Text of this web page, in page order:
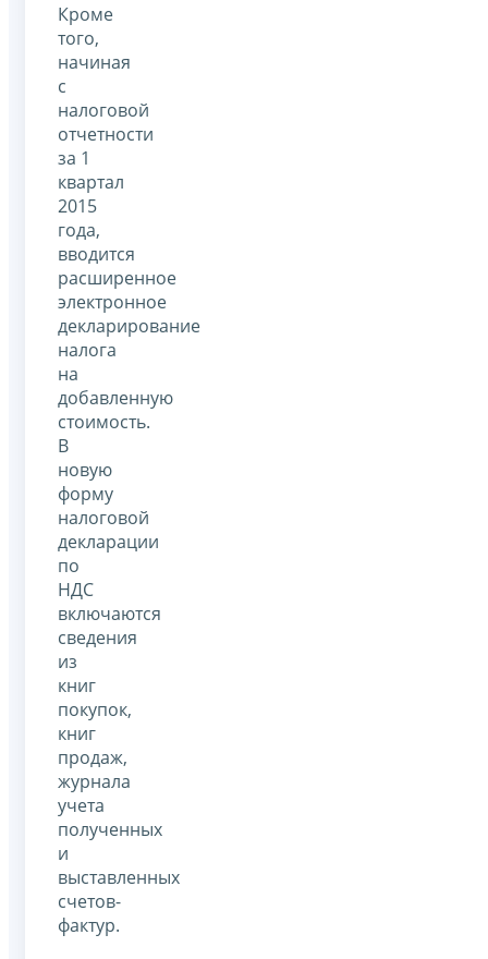
Кроме
того,
начиная
с
налоговой
отчетности
за 1
квартал
2015
года,
вводится
расширенное
электронное
декларирование
налога
на
добавленную
стоимость.
В
новую
форму
налоговой
декларации
по
НДС
включаются
сведения
из
книг
покупок,
книг
продаж,
журнала
учета
полученных
и
выставленных
счетов-
фактур.